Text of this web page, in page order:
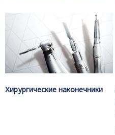
Хирургические наконечники